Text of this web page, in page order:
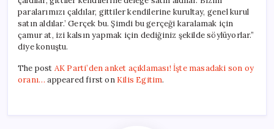
paralarımızı çaldılar, gittiler kendilerine kurultay, genel kurul
satın aldılar.’ Gerçek bu. Şimdi bu gerçeği karalamak için
çamur at, izi kalsın yapmak için dediğiniz şekilde söylüyorlar.”
diye konuştu.
The post AK Parti’den anket açıklaması! İşte masadaki son oy
oranı… appeared first on Kilis Egitim.